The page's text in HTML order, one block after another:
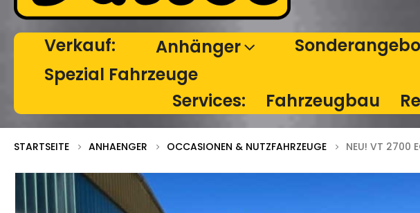
Verkauf: Anhänger
Spezial Fahrzeuge
Services:
Fahrzeugbau
STARTSEITE ANHAENGER OCCASIONEN & NUTZFAHRZEUGE NEU! VT 2700